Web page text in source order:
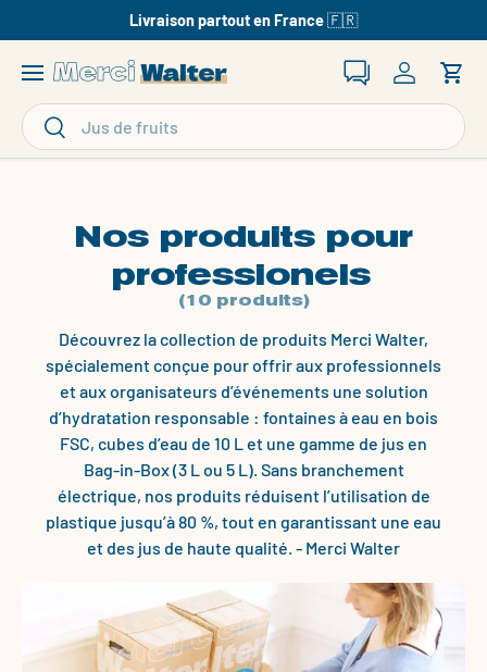
Aller au contenu
10€ offerts sur votre 1ère commande MERCI10 🎁
Recherche
Rechercher
Recherche
Se
Nos produits pour
professionels
(10 produits)
Découvrez la collection de produits Merci Walter,
spécialement conçue pour offrir aux professionnels
et aux organisateurs d’événements une solution
d’hydratation responsable : fontaines à eau en bois
FSC, cubes d’eau de 10 L et une gamme de jus en
Bag-in-Box (3 L ou 5 L). Sans branchement
électrique, nos produits réduisent l’utilisation de
plastique jusqu’à 80 %, tout en garantissant une eau
et des jus de haute qualité. - Merci Walter